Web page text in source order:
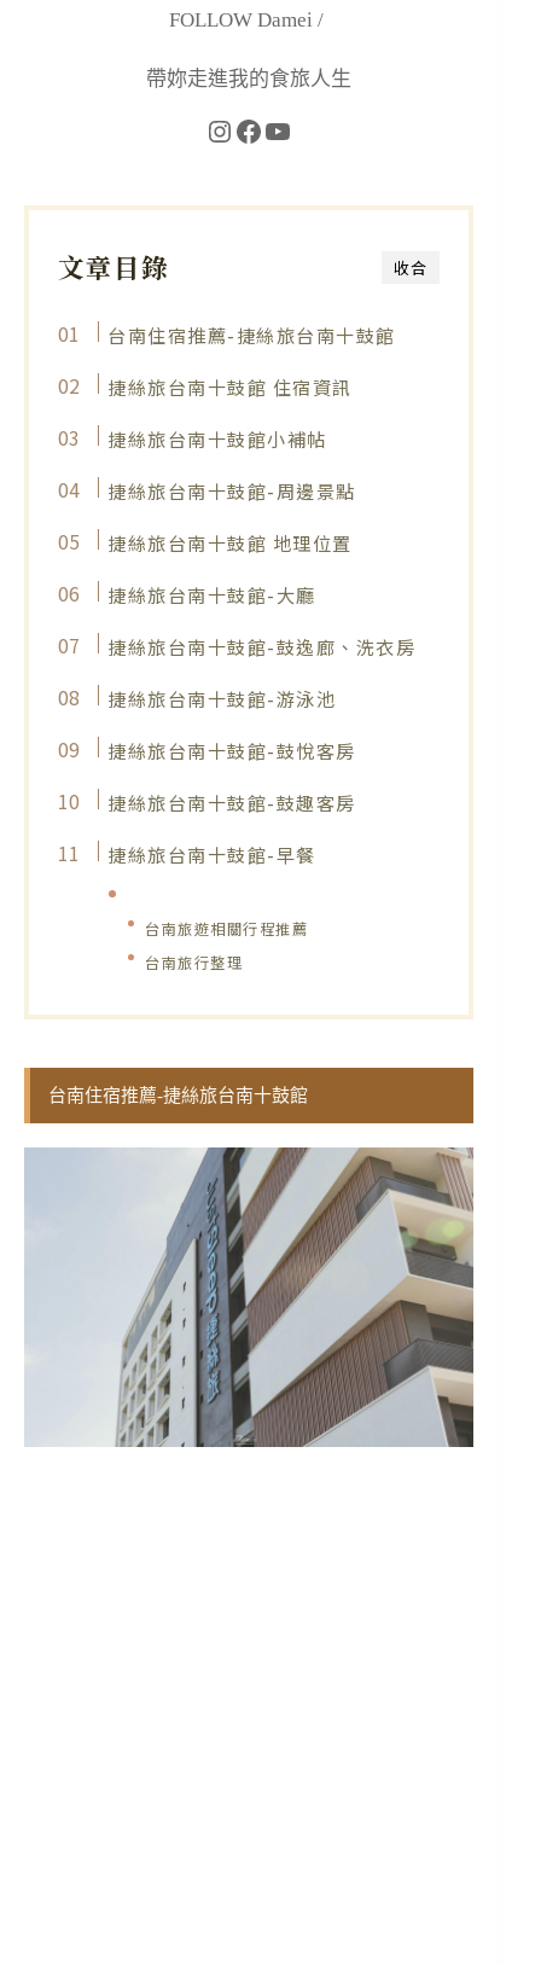
FOLLOW Damei /
帶妳走進我的食旅人生
收合
文章目錄
台南住宿推薦-捷絲旅台南十鼓館
捷絲旅台南十鼓館 住宿資訊
捷絲旅台南十鼓館小補帖
捷絲旅台南十鼓館-周邊景點
捷絲旅台南十鼓館 地理位置
捷絲旅台南十鼓館-大廳
捷絲旅台南十鼓館-鼓逸廊、洗衣房
捷絲旅台南十鼓館-游泳池
捷絲旅台南十鼓館-鼓悅客房
捷絲旅台南十鼓館-鼓趣客房
捷絲旅台南十鼓館-早餐
台南旅遊相關行程推薦
台南旅行整理
台南住宿推薦-捷絲旅台南十鼓館